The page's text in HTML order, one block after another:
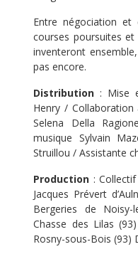
Entre négociation et
courses poursuites et
inventeront
pas encore.
Distribution : Mise
Henry /
Selena Della
musique Sylvain
Struillou / Assistante
Production :
Jacques Prévert
Bergeries de
Chasse des Lilas
Rosny-sous-Bois (93)